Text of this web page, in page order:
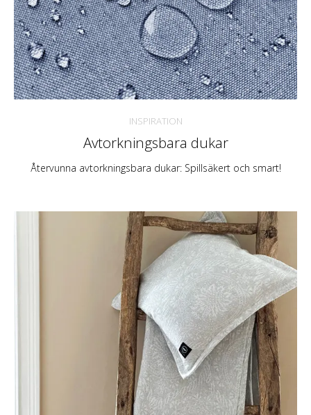
INSPIRATION
Avtorkningsbara dukar
Återvunna avtorkningsbara dukar: Spillsäkert och smart!